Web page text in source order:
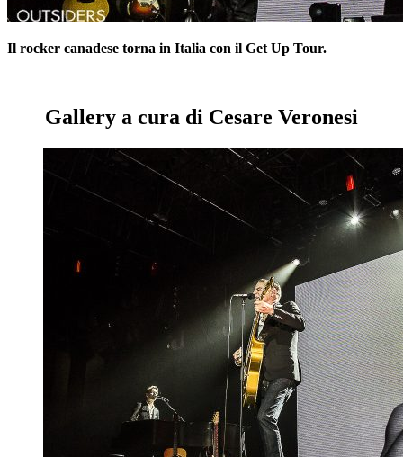
Il rocker canadese torna in Italia con il Get Up Tour.
Gallery a cura di Cesare Veronesi